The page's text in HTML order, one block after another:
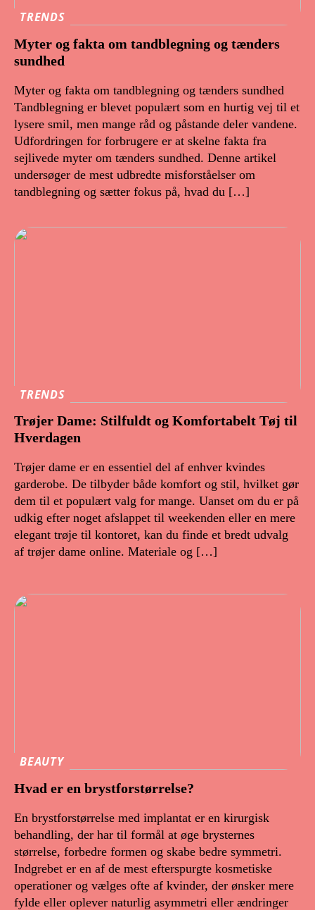
TRENDS
Myter og fakta om tandblegning og tænders
sundhed
Myter og fakta om tandblegning og tænders sundhed
Tandblegning er blevet populært som en hurtig vej til et
lysere smil, men mange råd og påstande deler vandene.
Udfordringen for forbrugere er at skelne fakta fra
sejlivede myter om tænders sundhed. Denne artikel
undersøger de mest udbredte misforståelser om
tandblegning og sætter fokus på, hvad du […]
TRENDS
Trøjer Dame: Stilfuldt og Komfortabelt Tøj til
Hverdagen
Trøjer dame er en essentiel del af enhver kvindes
garderobe. De tilbyder både komfort og stil, hvilket gør
dem til et populært valg for mange. Uanset om du er på
udkig efter noget afslappet til weekenden eller en mere
elegant trøje til kontoret, kan du finde et bredt udvalg
af trøjer dame online. Materiale og […]
BEAUTY
Hvad er en brystforstørrelse?
En brystforstørrelse med implantat er en kirurgisk
behandling, der har til formål at øge brysternes
størrelse, forbedre formen og skabe bedre symmetri.
Indgrebet er en af de mest efterspurgte kosmetiske
operationer og vælges ofte af kvinder, der ønsker mere
fylde eller oplever naturlig asymmetri eller ændringer